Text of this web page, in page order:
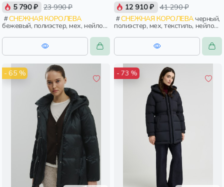
5 790 ₽ 23 990 ₽
СНЕЖНАЯ КОРОЛЕВА
бежевый, полиэстер, мех, нейлон,
зима, осень, россия, прямые,
укороченные, застежка,
утепленные, ворот, прорези,
карман, воротник, воротник-
12 910 ₽ 41 290 ₽
СНЕЖНАЯ КОРОЛЕВАчерный,
полиэстер, мех, текстиль, нейлон,
зима, осень, россия, приталенные,
прорези, карман, воротник, пояс,
женщины, взрослые
- 65 % - 73 %